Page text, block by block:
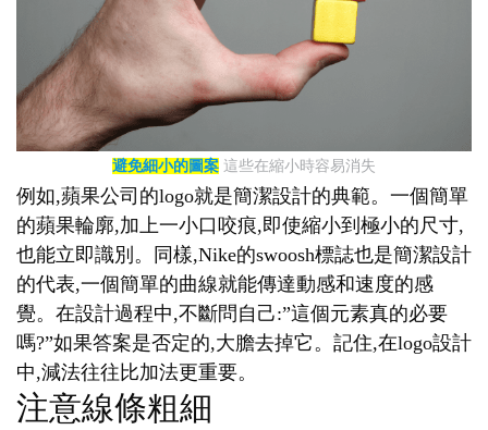
避免細小的圖案 這些在縮小時容易消失
例如,蘋果公司的logo就是簡潔設計的典範。一個簡單
的蘋果輪廓,加上一小口咬痕,即使縮小到極小的尺寸,
也能立即識別。同樣,Nike的swoosh標誌也是簡潔設計
的代表,一個簡單的曲線就能傳達動感和速度的感
覺。在設計過程中,不斷問自己:”這個元素真的必要
嗎?”如果答案是否定的,大膽去掉它。記住,在logo設計
中,減法往往比加法更重要。
注意線條粗細